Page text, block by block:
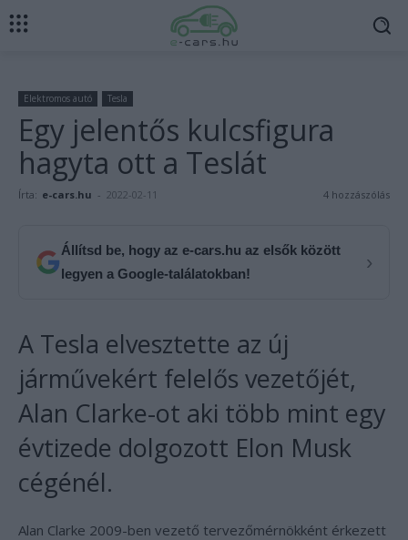
Elektromos autó Tesla
Egy jelentős kulcsfigura
hagyta ott a Teslát
Írta: e-cars.hu - 2022-02-11 4 hozzászólás
Állítsd be, hogy az e-cars.hu az elsők között
legyen a Google-találatokban!
›
A Tesla elvesztette az új
járművekért felelős vezetőjét,
Alan Clarke-ot aki több mint egy
évtizede dolgozott Elon Musk
cégénél.
Alan Clarke 2009-ben vezető tervezőmérnökként érkezett